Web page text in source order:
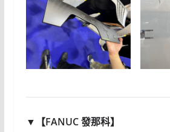
▼【FANUC 發那科】